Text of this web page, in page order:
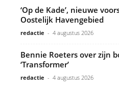
‘Op de Kade’, nieuwe
Oostelijk Havengebied
redactie - 4 augustus 2026
Bennie Roeters over zijn
‘Transformer’
redactie - 4 augustus 2026